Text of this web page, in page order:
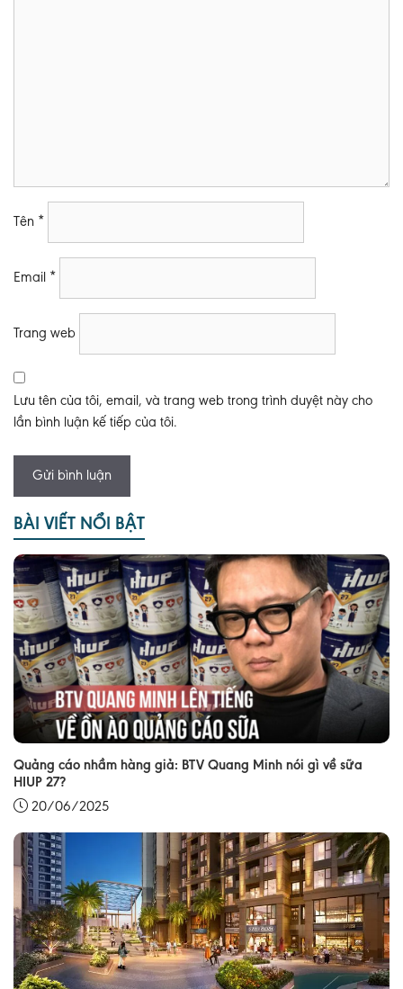
Tên *
Email *
Trang web
Lưu tên của tôi, email, và trang web trong trình duyệt này cho
lần bình luận kế tiếp của tôi.
BÀI VIẾT NỔI BẬT
Quảng cáo nhầm hàng giả: BTV Quang Minh nói gì về sữa
HIUP 27?
20/06/2025